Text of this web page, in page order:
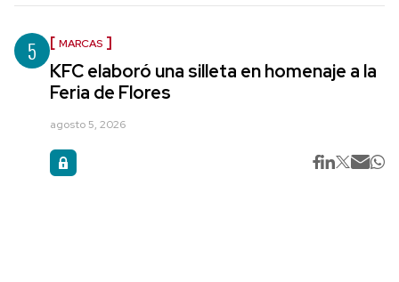
5 MARCAS
KFC elaboró una silleta en homenaje a la
Feria de Flores
agosto 5, 2026